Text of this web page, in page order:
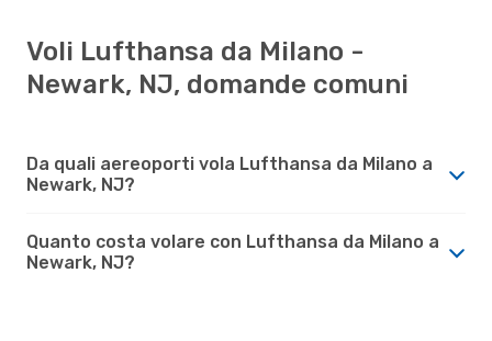
Voli Lufthansa da Milano -
Newark, NJ, domande comuni
Da quali aereoporti vola Lufthansa da Milano a
Newark, NJ?
Quanto costa volare con Lufthansa da Milano a
Newark, NJ?